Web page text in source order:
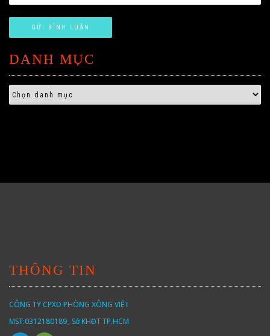
DANH MỤC
THÔNG TIN
CÔNG TY CPXD PHÒNG XÔNG VIỆT
MST:0312180189_ Sở KHĐT TP.HCM